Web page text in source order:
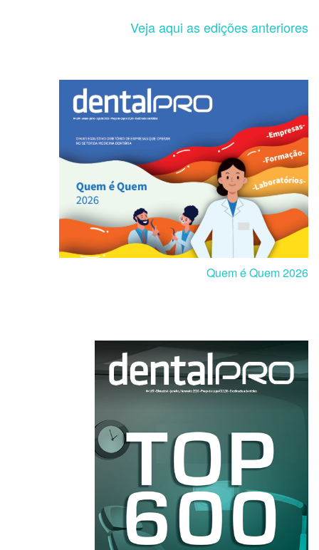
Veja aqui as edições anteriores
Quem é Quem 2026